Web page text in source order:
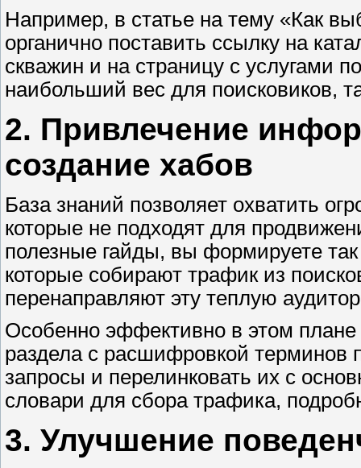
Например, в статье на тему «Как
органично поставить ссылку на
скважин и на страницу с услугами
наибольший вес для поисковиков,
2. Привлечение
создание хабов
База знаний позволяет охватить
которые не подходят для
полезные гайды, вы формируете
которые собирают трафик из
перенаправляют эту теплую
Особенно эффективно в этом
раздела с расшифровкой терминов
запросы и перелинковать их с
словари для сбора трафика,
3. Улучшение